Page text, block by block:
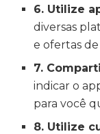
6. Utilize
diversas
e ofertas
7.
indicar o
para você
8. Utilize